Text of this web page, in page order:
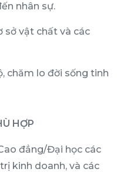
nhân sự.
sở vật chất và các
chăm lo đời sống tinh
HỢP
đẳng/Đại học các
kinh doanh, và các